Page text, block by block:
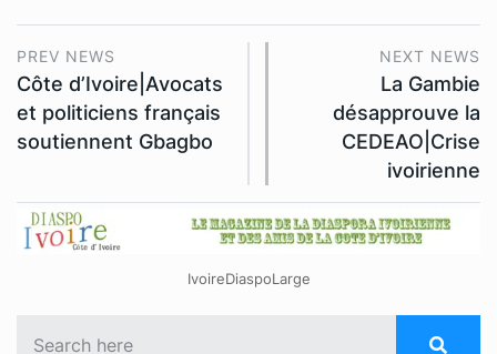
PREV NEWS
Côte d’Ivoire|Avocats
et politiciens français
soutiennent Gbagbo
NEXT NEWS
La Gambie
désapprouve la
CEDEAO|Crise
ivoirienne
IvoireDiaspoLarge